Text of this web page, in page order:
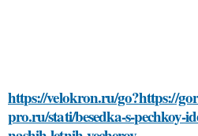
https://velokron.ru/go?https://
pro.ru/stati/besedka-s-pechkoy-